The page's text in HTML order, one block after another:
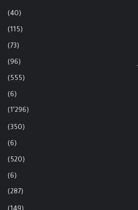
(40)
(115)
(73)
(96)
(555)
(6)
(1٬296)
(350)
(6)
(520)
(6)
(287)